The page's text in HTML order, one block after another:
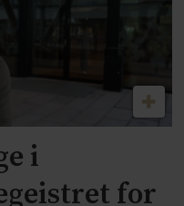
i
for